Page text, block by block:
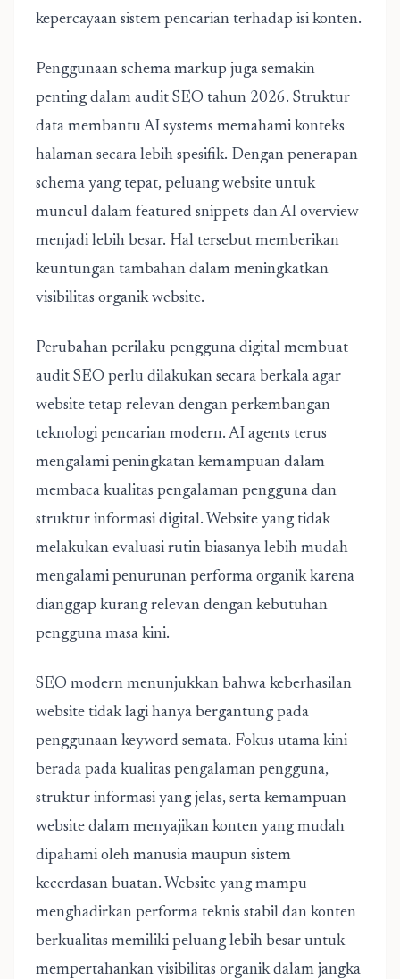
kepercayaan sistem pencarian terhadap isi konten.
Penggunaan schema markup juga semakin
penting dalam audit SEO tahun 2026. Struktur
data membantu AI systems memahami konteks
halaman secara lebih spesifik. Dengan penerapan
schema yang tepat, peluang website untuk
muncul dalam featured snippets dan AI overview
menjadi lebih besar. Hal tersebut memberikan
keuntungan tambahan dalam meningkatkan
visibilitas organik website.
Perubahan perilaku pengguna digital membuat
audit SEO perlu dilakukan secara berkala agar
website tetap relevan dengan perkembangan
teknologi pencarian modern. AI agents terus
mengalami peningkatan kemampuan dalam
membaca kualitas pengalaman pengguna dan
struktur informasi digital. Website yang tidak
melakukan evaluasi rutin biasanya lebih mudah
mengalami penurunan performa organik karena
dianggap kurang relevan dengan kebutuhan
pengguna masa kini.
SEO modern menunjukkan bahwa keberhasilan
website tidak lagi hanya bergantung pada
penggunaan keyword semata. Fokus utama kini
berada pada kualitas pengalaman pengguna,
struktur informasi yang jelas, serta kemampuan
website dalam menyajikan konten yang mudah
dipahami oleh manusia maupun sistem
kecerdasan buatan. Website yang mampu
menghadirkan performa teknis stabil dan konten
berkualitas memiliki peluang lebih besar untuk
mempertahankan visibilitas organik dalam jangka